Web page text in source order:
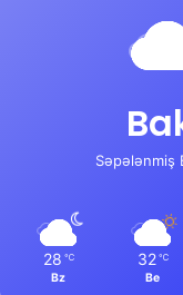
Səpələnmiş
28 ℃
Bz
32 ℃
Be